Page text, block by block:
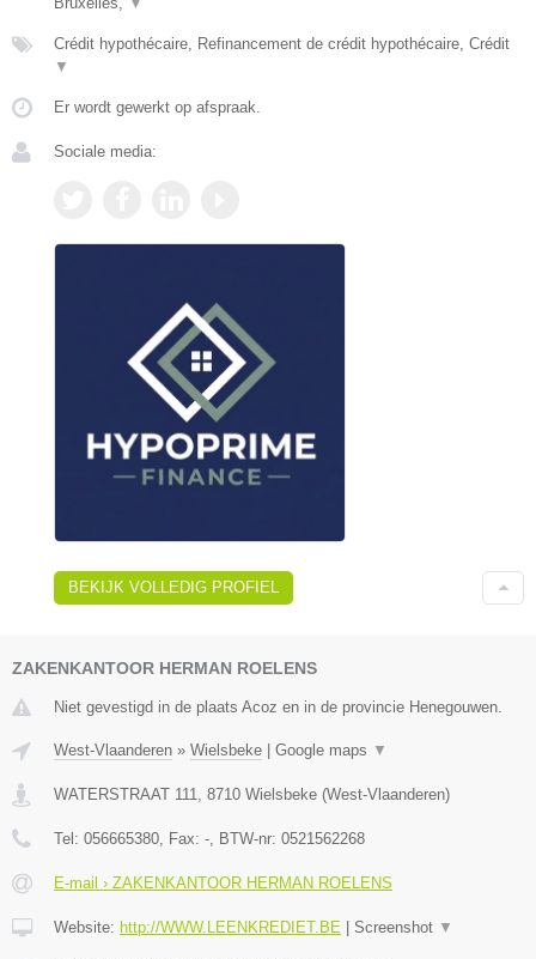
Crédit hypothécaire, Refinancement de crédit hypothécaire, Crédit
▼
Er wordt gewerkt op afspraak.
Sociale media:
BEKIJK VOLLEDIG PROFIEL
ZAKENKANTOOR HERMAN ROELENS
Niet gevestigd in de plaats Acoz en in de provincie Henegouwen.
West-Vlaanderen » Wielsbeke Google maps ▼
WATERSTRAAT 111 8710 Wielsbeke (West-Vlaanderen)
Tel: 056665380 , Fax: - , BTW-nr: 0521562268
E-mail › ZAKENKANTOOR HERMAN ROELENS
Website: http://WWW.LEENKREDIET.BE Screenshot ▼